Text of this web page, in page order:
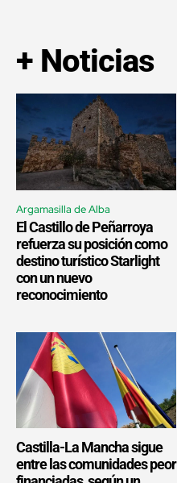
+ Noticias
Argamasilla de Alba
El Castillo de Peñarroya
refuerza su posición como
destino turístico Starlight
con un nuevo
reconocimiento
Castilla-La Mancha sigue
entre las comunidades peor